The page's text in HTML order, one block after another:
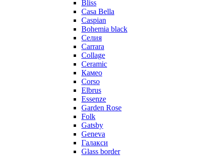
Bliss
Casa Bella
Caspian
Bohemia black
Селия
Carrara
Collage
Ceramic
Камео
Corso
Elbrus
Essenze
Garden Rose
Folk
Gatsby
Geneva
Галакси
Glass border